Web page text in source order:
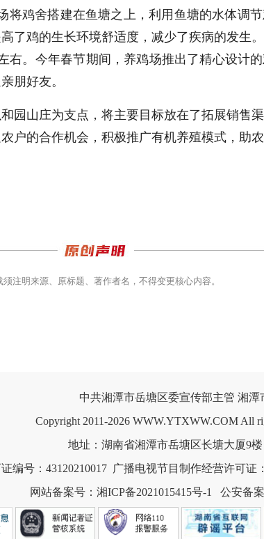
将鸡舍搭建在鱼塘之上，利用鱼塘的水体调
了鸡的生长环境舒适度，减少了疾病的发生
右。 今年春节期间，养鸡场推出了精心设计
朋好友。
园山庄为支点，将主要目标放在了拓展销售
户的合作机会，积极推广有机养殖模式，助农
注明来源、原标题、著作者名，不得变更核心内容。
中共湘潭市岳塘区委宣传部主管 湘
Copyright 2011-2026 WWW.YTXWW.COM All
编号：43120210017 广播电视节目制作经营许可证
网站备案号：湘ICP备2021015415号-1
公安备